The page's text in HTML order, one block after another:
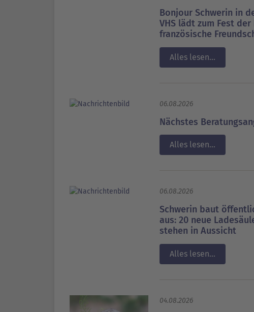
Bonjour Schwerin in
VHS lädt zum Fest
französische
Alles lesen...
06.08.2026
Nächstes
Alles lesen...
06.08.2026
Schwerin baut
aus: 20 neue
stehen in Aussicht
Alles lesen...
04.08.2026